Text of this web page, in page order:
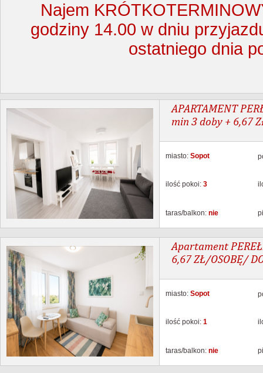
Najem
godziny 14.00 w dniu
ostatniego dnia
APARTAMENT
min 3 doby + 6,67
miasto: Sopot
ilość pokoi: 3
taras/balkon: nie
Apartament
6,67 ZŁ/OSOBĘ/
miasto: Sopot
ilość pokoi: 1
taras/balkon: nie